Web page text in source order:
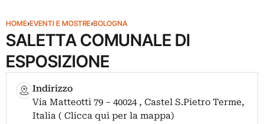
HOME›EVENTI E MOSTRE›BOLOGNA
SALETTA COMUNALE DI
ESPOSIZIONE
Indirizzo
Via Matteotti 79 – 40024 , Castel S.Pietro Terme,
Italia ( Clicca qui per la mappa)